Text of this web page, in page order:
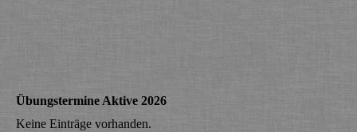
Übungstermine Aktive 2026
Keine Einträge vorhanden.